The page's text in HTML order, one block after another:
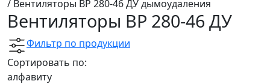
/ Вентиляторы ВР 280-46 ДУ дымоудаления
Вентиляторы ВР 280-46 ДУ
Фильтр по продукции
Сортировать по:
алфавиту